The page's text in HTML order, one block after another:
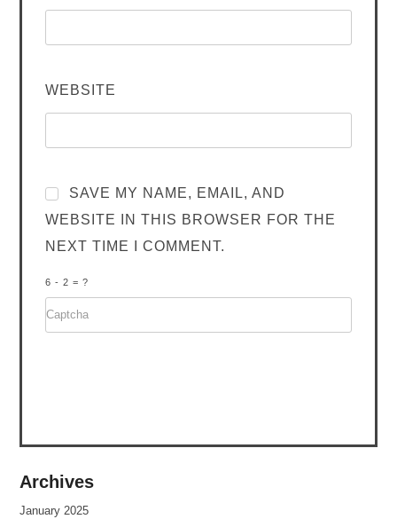
WEBSITE
SAVE MY NAME, EMAIL, AND
WEBSITE IN THIS BROWSER FOR THE
NEXT TIME I COMMENT.
6 - 2 = ?
Archives
January 2025